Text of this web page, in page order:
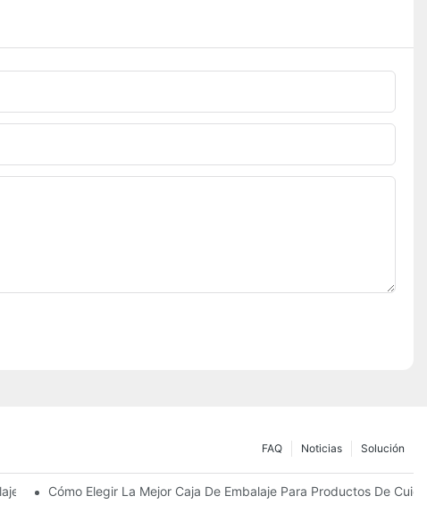
Solución
Noticias
FAQ
Sostenibles
Cómo Elegir La Mejor Caja De Embalaje Para Productos De